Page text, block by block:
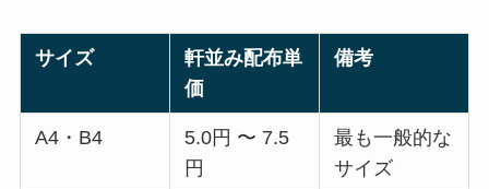
サイズ
軒並み配布単
価
備考
A4・B4
5.0円 〜 7.5
円
最も一般的な
サイズ